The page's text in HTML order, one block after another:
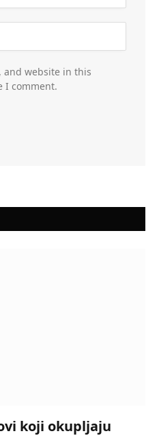
and website in this
I comment.
koji okupljaju